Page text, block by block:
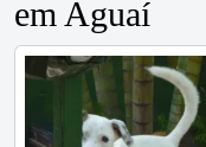
em Aguaí